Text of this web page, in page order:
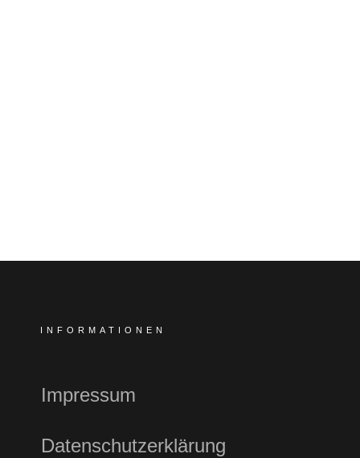
INFORMATIONEN
Impressum
Datenschutzerklärung